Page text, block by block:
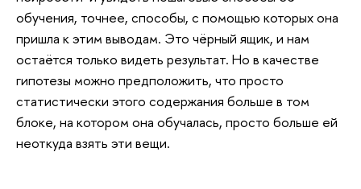
обучения, точнее, способы, с помощью которых она
пришла к этим выводам. Это чёрный ящик, и нам
остаётся только видеть результат. Но в качестве
гипотезы можно предположить, что просто
статистически этого содержания больше в том
блоке, на котором она обучалась, просто больше ей
неоткуда взять эти вещи.